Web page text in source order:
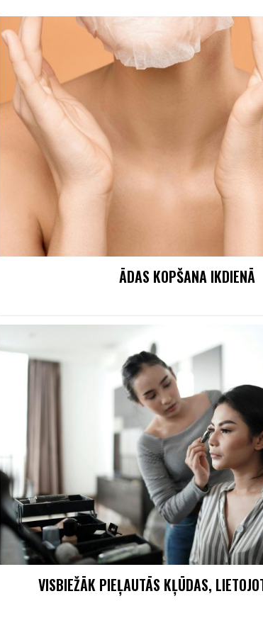
ĀDAS KOPŠANA IKDIENĀ
VISBIEŽĀK PIEĻAUTĀS KĻŪDAS,